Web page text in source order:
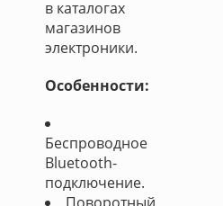
в каталогах
магазинов
электроники.
Особенности:
Беспроводное
Bluetooth-
подключение.